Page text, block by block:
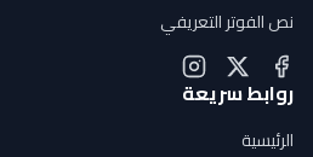
نص الفوتر التعريفي
روابط سريعة
الرئيسية